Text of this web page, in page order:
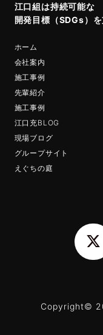
江口組は持続可能な
開発目標（SDGs）
ホーム
会社案内
施工事例
先輩紹介
施工事例
江口充BLOG
現場ブログ
グループサイト
えぐちの庭
Copyright©